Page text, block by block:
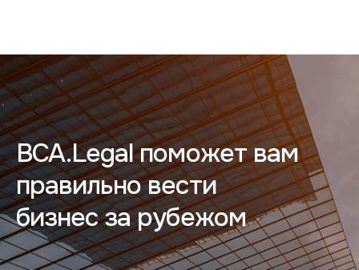
BCA.Legal поможет вам
правильно вести
бизнес за рубежом